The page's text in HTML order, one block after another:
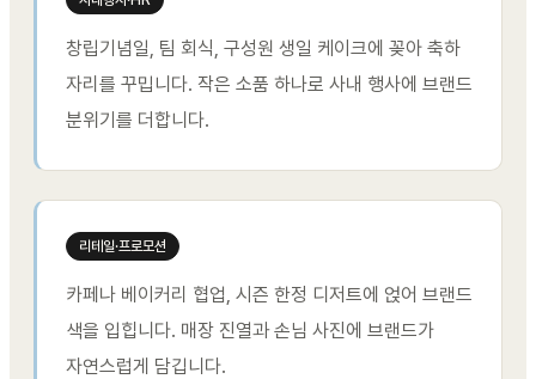
창립기념일, 팀 회식, 구성원 생일 케이크에 꽂아 축하
자리를 꾸밉니다. 작은 소품 하나로 사내 행사에 브랜드
분위기를 더합니다.
리테일·프로모션
카페나 베이커리 협업, 시즌 한정 디저트에 얹어 브랜드
색을 입힙니다. 매장 진열과 손님 사진에 브랜드가
자연스럽게 담깁니다.